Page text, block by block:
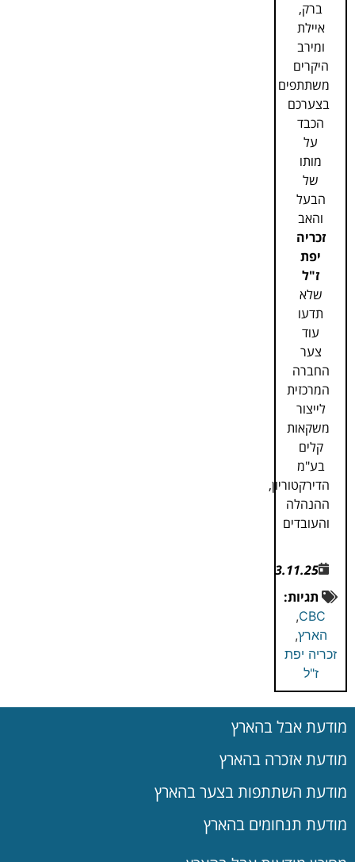
ברק,
איילת
ומירב
היקרים
משתתפים
בצערכם
הכבד
על
מותו
של
הבעל
והאב
זכריה
יפת
ז"ל
שלא
תדעו
עוד
צער
החברה
המרכזית
לייצור
משקאות
קלים
בע"מ
הדירקטוריון,
ההנהלה
והעובדים
3.11.25
תגיות:
CBC
,
הארץ,
זכריה יפת
ז"ל
מודעת אבל בהארץ
מודעת אזכרה בהארץ
מודעת השתתפות בצער בהארץ
מודעת תנחומים בהארץ